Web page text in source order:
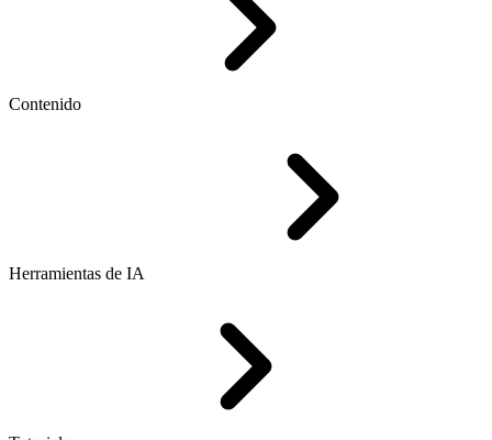
Contenido
Herramientas de IA